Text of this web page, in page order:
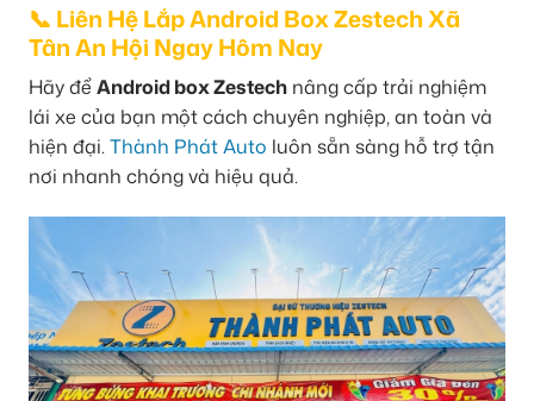
📞 Liên Hệ Lắp Android Box Zestech Xã
Tân An Hội Ngay Hôm Nay
Hãy đểAndroid box Zestech nâng cấp trải nghiệm
lái xe của bạn một cách chuyên nghiệp, an toàn và
hiện đại.Thành Phát Auto luôn sẵn sàng hỗ trợ tận
nơi nhanh chóng và hiệu quả.